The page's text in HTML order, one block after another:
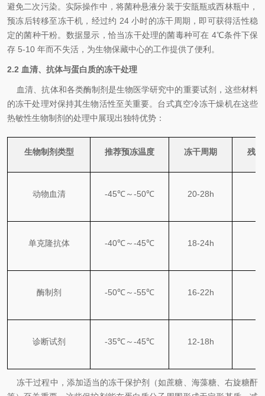
避免二次污染。实际操作中，将菌种悬液分装于安瓿瓶或西林瓶中，
预冻后转移至冻干机，经过约 24 小时的冻干周期，即可获得活性稳
定的菌种干粉。数据显示，恰当冻干处理的菌毒种可在 4℃条件下保
存 5-10 年而不失活，为生物保藏中心的工作提供了便利。
2.2 血清、抗体与蛋白质的冻干处理
血清、抗体和各类酶制剂是生物医学研究中的重要试剂，这些材料
的冻干处理对保持其生物活性至关重要。台式真空冷冻干燥机在这些
热敏性生物制剂的处理中展现出独特优势：
生物制剂类型 推荐预冻温度 冻干周期 残
动物血清 -45℃～-50℃ 20-28h
单克隆抗体 -40℃～-45℃ 18-24h
酶制剂 -50℃～-55℃ 16-22h
诊断试剂 -35℃～-45℃ 12-18h
冻干过程中，添加适当的冻干保护剂（如蔗糖、海藻糖、右旋糖酐